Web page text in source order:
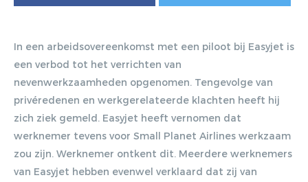
In een arbeidsovereenkomst met een piloot bij Easyjet is
een verbod tot het verrichten van
nevenwerkzaamheden opgenomen. Tengevolge van
privéredenen en werkgerelateerde klachten heeft hij
zich ziek gemeld. Easyjet heeft vernomen dat
werknemer tevens voor Small Planet Airlines werkzaam
zou zijn. Werknemer ontkent dit. Meerdere werknemers
van Easyjet hebben evenwel verklaard dat zij van